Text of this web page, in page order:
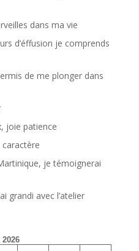
dans ma vie
d’éffusion je comprends
de me plonger dans
joie patience
je témoignerai
grandi avec l’atelier
2026